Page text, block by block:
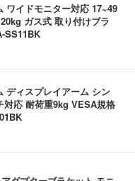
ワイドモニター対応 17~49
ガス式 取り付けブラ
SS11BK
ディスプレイアーム シン
対応 耐荷重9kg VESA規格